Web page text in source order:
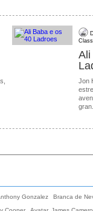
Ali
Jon
Gonzalez
Branca de